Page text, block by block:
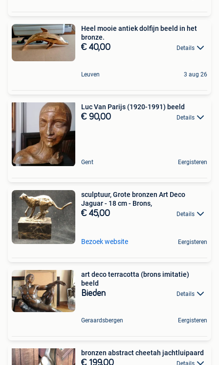
Heel mooie antiek dolfijn beeld in het
bronze.
€ 40,00 Details
Leuven 3 aug 26
Luc Van Parijs (1920-1991) beeld
€ 90,00 Details
Gent Eergisteren
sculptuur, Grote bronzen Art Deco
Jaguar - 18 cm - Brons,
€ 45,00 Details
Bezoek website Eergisteren
art deco terracotta (brons imitatie)
beeld
Bieden Details
Geraardsbergen Eergisteren
bronzen abstract cheetah jachtluipaard
€ 199,00 Details